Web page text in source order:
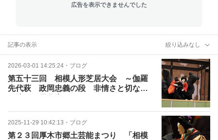
広告を表示できませんでした
記事の表示 絞り込みなし
2026-03-01 14:25:24 ・ ブログ
第五十三回 相模人形芝居大会 ～伽羅
先代萩 政岡忠義の段 非情さと切なさ
2025-11-29 10:42:13 ・ ブログ
第２３回厚木市郷土芸能まつり 「相模